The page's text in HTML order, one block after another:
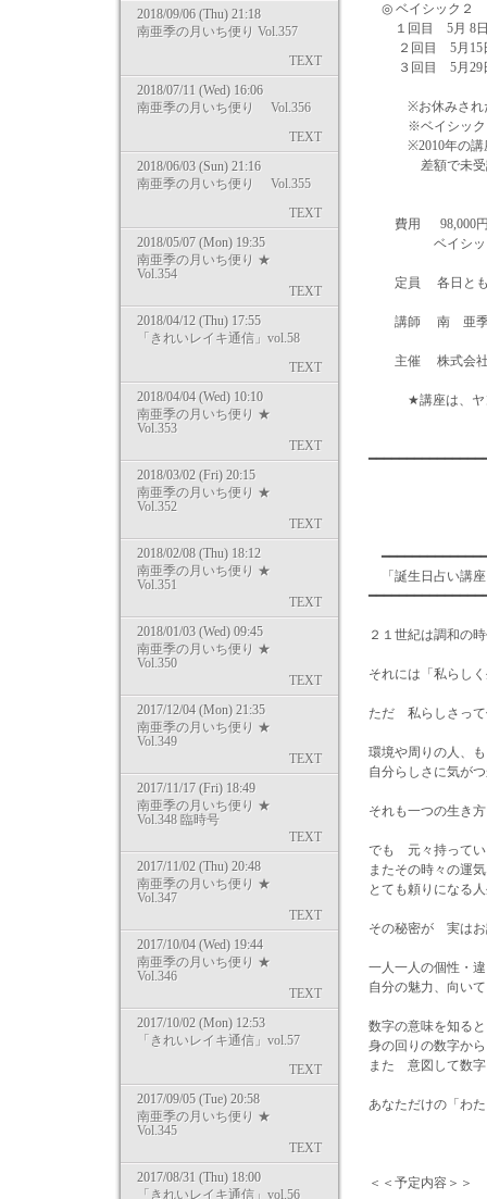
2018/09/06 (Thu) 21:18
南亜季の月いち便り Vol.357
TEXT
2018/07/11 (Wed) 16:06
南亜季の月いち便り Vol.356
TEXT
2018/06/03 (Sun) 21:16
南亜季の月いち便り Vol.355
TEXT
2018/05/07 (Mon) 19:35
南亜季の月いち便り ★
Vol.354
TEXT
2018/04/12 (Thu) 17:55
「きれいレイキ通信」vol.58
TEXT
2018/04/04 (Wed) 10:10
南亜季の月いち便り ★
Vol.353
TEXT
2018/03/02 (Fri) 20:15
南亜季の月いち便り ★
Vol.352
TEXT
2018/02/08 (Thu) 18:12
南亜季の月いち便り ★
Vol.351
TEXT
2018/01/03 (Wed) 09:45
南亜季の月いち便り ★
Vol.350
TEXT
2017/12/04 (Mon) 21:35
南亜季の月いち便り ★
Vol.349
TEXT
2017/11/17 (Fri) 18:49
南亜季の月いち便り ★
Vol.348 臨時号
TEXT
2017/11/02 (Thu) 20:48
南亜季の月いち便り ★
Vol.347
TEXT
2017/10/04 (Wed) 19:44
南亜季の月いち便り ★
Vol.346
TEXT
2017/10/02 (Mon) 12:53
「きれいレイキ通信」vol.57
TEXT
2017/09/05 (Tue) 20:58
南亜季の月いち便り ★
Vol.345
TEXT
2017/08/31 (Thu) 18:00
「きれいレイキ通信」vol.56
◎ ベイシック２
１回目 5月 8日(
２回目 5月15日(
３回目 5月29日(
※お休みされた
※ベイシック２
※2010年の講座
差額で未受講の
費用 98,000円
ベイシック１
定員 各日とも
講師 南 亜
主催 株式会社
★講座は、ヤン
「誕生日占
２１世紀は調和の
それには「私らし
ただ 私らしさっ
環境や周りの人、
自分らしさに気が
それも一つの生き
でも 元々持ってい
またその時々の運
とても頼りになる
その秘密が 実はお
一人一人の個性・
自分の魅力、向い
数字の意味を知る
身の回りの数字か
また 意図して数字
あなただけの「わ
＜＜予定内容＞＞